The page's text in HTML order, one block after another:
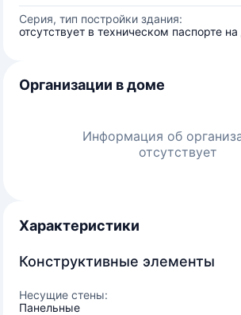
Серия, тип постройки здания:
отсутствует в техническом паспорте
Организации в доме
Информация об
отсутствует
Характеристики
Конструктивные элементы
Несущие стены:
Панельные